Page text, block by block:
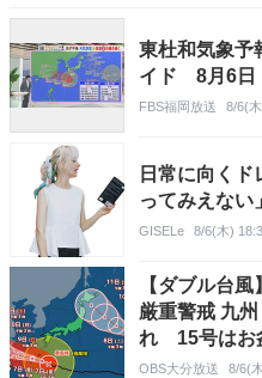
東杜和気象
イド 8月6日
FBS福岡放送 8/6(
日常に向く
ってみえない
GISELe 8/6(木)
【ダブル台
厳重警戒 九
れ 15号はお
は?【気象庁
OBS大分放送 8/6(